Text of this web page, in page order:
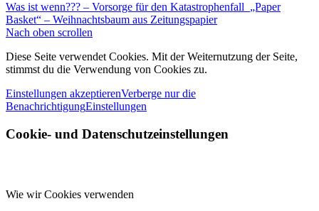
Was ist wenn??? – Vorsorge für den Katastrophenfall „Paper
Basket“ – Weihnachtsbaum aus Zeitungspapier
Nach oben scrollen
Diese Seite verwendet Cookies. Mit der Weiternutzung der Seite,
stimmst du die Verwendung von Cookies zu.
Einstellungen akzeptierenVerberge nur die
BenachrichtigungEinstellungen
Cookie- und Datenschutzeinstellungen
Wie wir Cookies verwenden